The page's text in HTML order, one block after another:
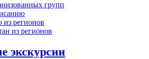
групп
регионов
из регионов
экскурсии